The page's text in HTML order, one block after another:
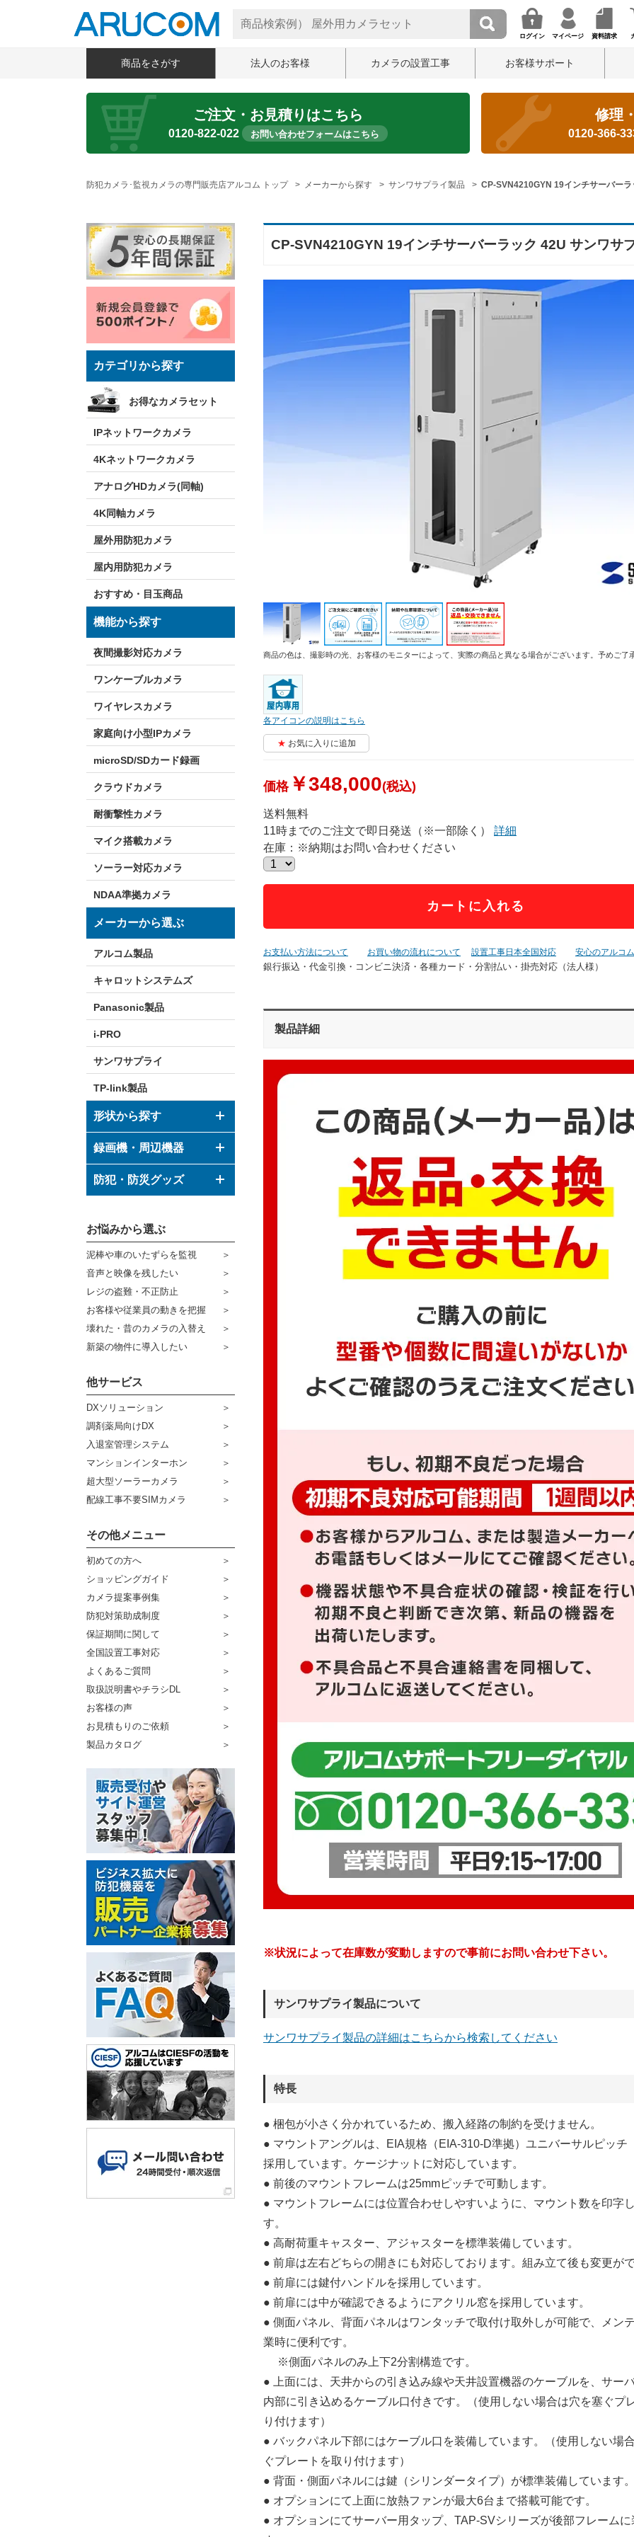
ログイン マイページ 資料請求
商品をさがす 法人のお客様 カメラの設置工事 お客様サポート
ご注文・お見積りはこちら
0120-822-022 お問い合わせフォームはこちら
修理
0120-366-
防犯カメラ･監視カメラの専門販売店アルコム トップ メーカーから探す サンワサプライ製品 CP-SVN4210GYN 19インチサーバー
カテゴリから探す
お得なカメラセット
IPネットワークカメラ
4Kネットワークカメラ
アナログHDカメラ(同軸)
4K同軸カメラ
屋外用防犯カメラ
屋内用防犯カメラ
おすすめ・目玉商品
機能から探す
夜間撮影対応カメラ
ワンケーブルカメラ
ワイヤレスカメラ
家庭向け小型IPカメラ
microSD/SDカード録画
クラウドカメラ
耐衝撃性カメラ
マイク搭載カメラ
ソーラー対応カメラ
NDAA準拠カメラ
メーカーから選ぶ
アルコム製品
キャロットシステムズ
Panasonic製品
i-PRO
サンワサプライ
TP-link製品
形状から探す
ドーム型カメラ
ボックス型カメラ
その他形状のカメラ
録画機・周辺機器
デジタルレコーダー
ハウジング
ブラケット
ケーブル
コネクター
その他周辺機器
防犯・防災グッズ
防災グッズ
センサーライト・アラーム
防犯ステッカー
宅配ボックス
販売終了商品
お悩みから選ぶ
泥棒や車のいたずらを監視
音声と映像を残したい
レジの盗難・不正防止
お客様や従業員の動きを把握
壊れた・昔のカメラの入替え
新築の物件に導入したい
他サービス
DXソリューション
調剤薬局向けDX
入退室管理システム
マンションインターホン
超大型ソーラーカメラ
配線工事不要SIMカメラ
その他メニュー
初めての方へ
ショッピングガイド
カメラ提案事例集
防犯対策助成制度
保証期間に関して
全国設置工事対応
よくあるご質問
取扱説明書やチラシDL
お客様の声
お見積もりのご依頼
製品カタログ
CP-SVN4210GYN 19インチサーバーラック 42U サンワサ
商品の色は、撮影時の光、お客様のモニターによって、実際の商品と異なる場合がございます。予めご了
各アイコンの説明はこちら
お気に入りに追加
価格￥348,000(税込)
送料無料
11時までのご注文で即日発送（※一部除く） 詳細
在庫：※納期はお問い合わせください
カートに入れる
お支払い方法について お買い物の流れについて 設置工事日本全国対応 安心のアルコ
銀行振込・代金引換・コンビニ決済・ 各種カード・分割払い・掛売対応（法人様）
製品詳細
※状況によって在庫数が変動しますので事前にお問い合わせ下さい。
サンワサプライ製品について
サンワサプライ製品の詳細はこちらから検索してください
特長
● 梱包が小さく分かれているため、搬入経路の制約を受けません。
● マウントアングルは、EIA規格（EIA-310-D準拠）ユニバーサルピッチ
採用しています。ケージナットに対応しています。
● 前後のマウントフレームは25mmピッチで可動します。
● マウントフレームには位置合わせしやすいように、マウント数を印字
す。
● 高耐荷重キャスター、アジャスターを標準装備しています。
● 前扉は左右どちらの開きにも対応しております。組み立て後も変更がで
● 前扉には鍵付ハンドルを採用しています。
● 前扉には中が確認できるようにアクリル窓を採用しています。
● 側面パネル、背面パネルはワンタッチで取付け取外しが可能で、メン
業時に便利です。
※側面パネルのみ上下2分割構造です。
● 上面には、天井からの引き込み線や天井設置機器のケーブルを、サー
内部に引き込めるケーブル口付きです。（使用しない場合は穴を塞ぐプ
り付けます）
● バックパネル下部にはケーブル口を装備しています。（使用しない場
ぐプレートを取り付けます）
● 背面・側面パネルには鍵（シリンダータイプ）が標準装備しています。
● オプションにて上面に放熱ファンが最大6台まで搭載可能です。
● オプションにてサーバー用タップ、TAP-SVシリーズが後部フレーム